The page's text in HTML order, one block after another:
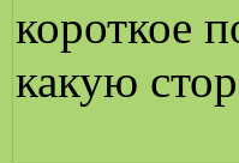
короткое
какую